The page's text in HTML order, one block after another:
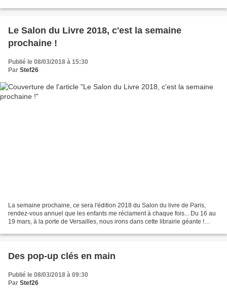
Le Salon du Livre 2018, c'est la semaine
prochaine !
Publié le 08/03/2018 à 15:30
Par Stef26
La semaine prochaine, ce sera l'édition 2018 du Salon du livre de Paris,
rendez-vous annuel que les enfants me réclament à chaque fois... Du 16 au
19 mars, à la porte de Versailles, nous irons dans cette librairie géante !
Des pop-up clés en main
Publié le 08/03/2018 à 09:30
Par Stef26